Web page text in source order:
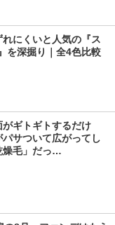
ＥＸ
マキアージュ
にくいと人気の『ス
を深掘り｜全4色比較
ギトギトするだけ
サついて広がってし
燥毛」だっ…